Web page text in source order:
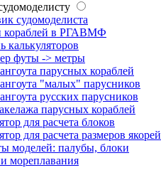
судомоделиста
кораблей в РГАВМФ
калькуляторов
футы -> метры
парусных кораблей
"малых" парусников
русских парусников
парусных кораблей
для расчета блоков
для расчета размеров якорей
моделей: палубы, блоки
мореплавания